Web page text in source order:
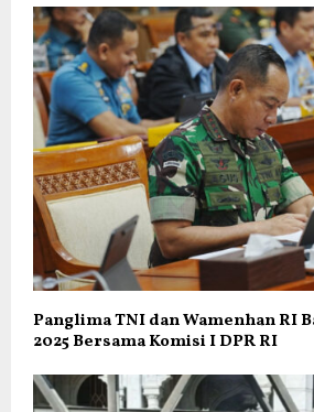
Panglima TNI dan Wamenhan RI
2025 Bersama Komisi I DPR RI